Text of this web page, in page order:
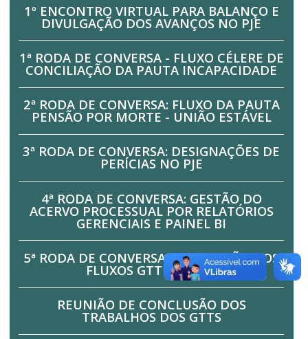
1º ENCONTRO VIRTUAL PARA BALANÇO E
DIVULGAÇÃO DOS AVANÇOS NO PJE
1ª RODA DE CONVERSA - FLUXO CÉLERE DE
CONCILIAÇÃO DA PAUTA INCAPACIDADE
2ª RODA DE CONVERSA: FLUXO DA PAUTA
PENSÃO POR MORTE - UNIÃO ESTÁVEL
3ª RODA DE CONVERSA: DESIGNAÇÕES DE
PERÍCIAS NO PJE
4ª RODA DE CONVERSA: GESTÃO DO
ACERVO PROCESSUAL POR RELATÓRIOS
GERENCIAIS E PAINEL BI
5ª RODA DE CONVERSA:DIVULGAÇÃO DOS
FLUXOS GTT1 E GTT2
REUNIÃO DE CONCLUSÃO DOS
TRABALHOS DOS GTTS